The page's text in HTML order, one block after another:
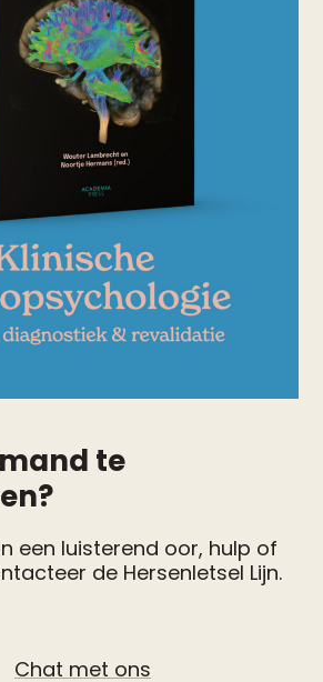
te
een luisterend oor, hulp of
de Hersenletsel Lijn.
Chat met ons